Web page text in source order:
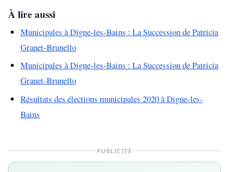
À lire aussi
Municipales à Digne-les-Bains : La Succession de Patricia
Granet-Brunello
Municipales à Digne-les-Bains : La Succession de Patricia
Granet-Brunello
Résultats des élections municipales 2020 à Digne-les-
Bains
PUBLICITÉ